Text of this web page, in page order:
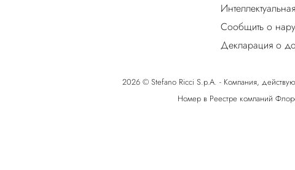
Сообщить о
Декларация о
2026 © Stefano Ricci S.p.A. - Компания,
Номер в Реестре компаний